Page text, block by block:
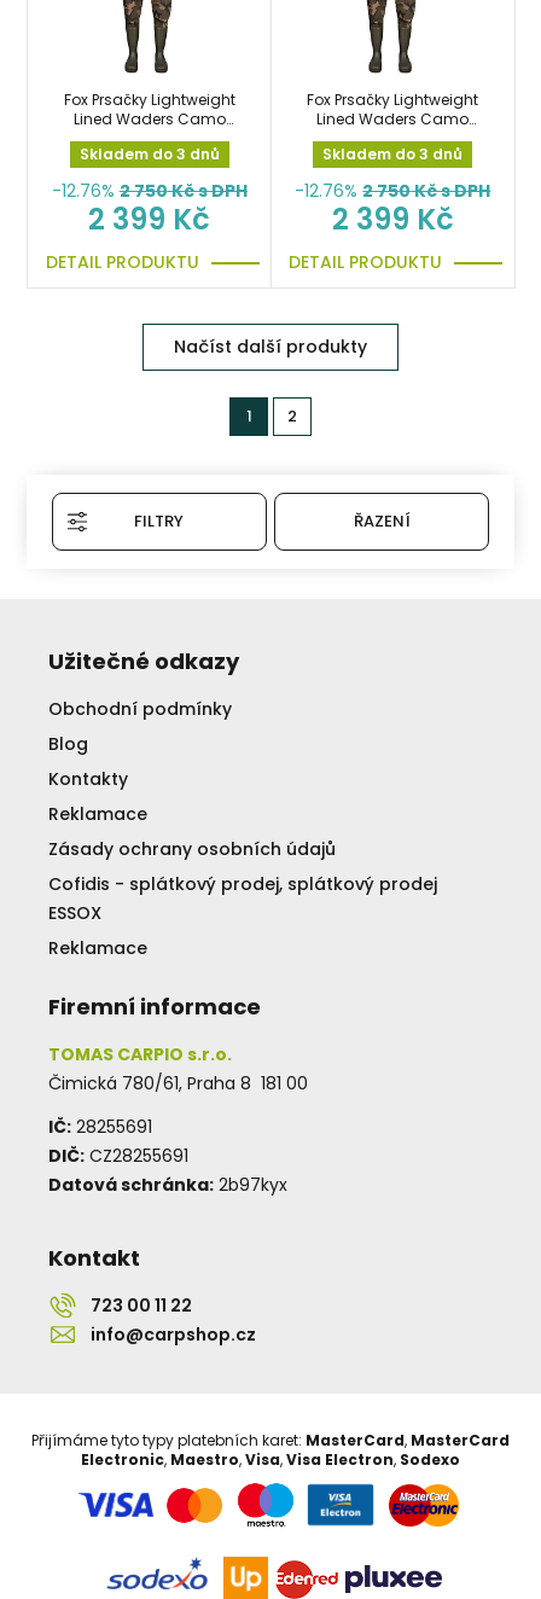
Fox Prsačky Lightweight
Lined Waders Camo
vel.10/44
Skladem do 3 dnů
-12.76% 2 750Kč s DPH
2 399 Kč
DETAIL PRODUKTU
Fox Prsačky Lightweight
Lined Waders Camo
vel.11/45
Skladem do 3 dnů
-12.76% 2 750Kč s DPH
2 399 Kč
DETAIL PRODUKTU
Načíst další produkty
1 2
FILTRY ŘAZENÍ
Užitečné odkazy
Obchodní podmínky
Blog
Kontakty
Reklamace
Zásady ochrany osobních údajů
Cofidis - splátkový prodej, splátkový prodej
ESSOX
Reklamace
Firemní informace
TOMAS CARPIO s.r.o.
Čimická 780/61, Praha 8 181 00
IČ: 28255691
DIČ: CZ28255691
Datová schránka: 2b97kyx
Kontakt
723 00 11 22
info@carpshop.cz
Přijímáme tyto typy platebních karet: MasterCard, MasterCard
Electronic, Maestro,Visa,Visa Electron, Sodexo